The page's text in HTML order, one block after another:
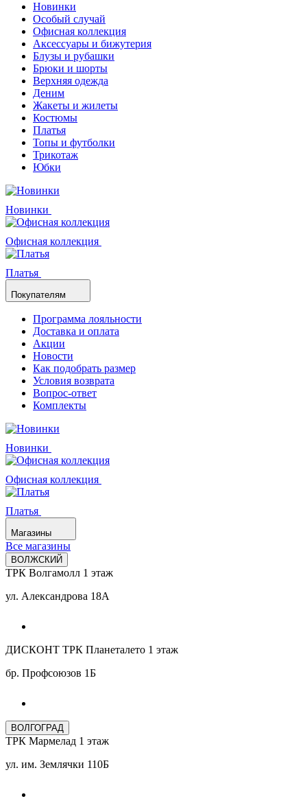
Новинки
Особый случай
Офисная коллекция
Аксессуары и бижутерия
Блузы и рубашки
Брюки и шорты
Верхняя одежда
Деним
Жакеты и жилеты
Костюмы
Платья
Топы и футболки
Трикотаж
Юбки
Новинки
Офисная коллекция
Платья
Покупателям
Программа лояльности
Доставка и оплата
Акции
Новости
Как подобрать размер
Условия возврата
Вопрос-ответ
Комплекты
Новинки
Офисная коллекция
Платья
Магазины
Все магазины
ВОЛЖСКИЙ
ТРК Волгамолл 1 этаж
ул. Александрова 18А
ДИСКОНТ ТРК Планеталето 1 этаж
бр. Профсоюзов 1Б
ВОЛГОГРАД
ТРК Мармелад 1 этаж
ул. им. Землячки 110Б